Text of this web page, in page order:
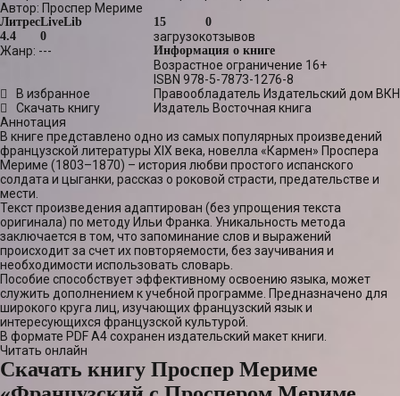
Автор: Проспер Мериме
Литрес
4.4
LiveLib
0
Жанр: ---
В избранное
Скачать книгу
15
загрузок
0
отзывов
Информация о книге
Возрастное ограничение 16+
ISBN 978-5-7873-1276-8
Правообладатель Издательский дом ВКН
Издатель Восточная книга
Аннотация
В книге представлено одно из самых популярных произведений
французской литературы XIX века, новелла «Кармен» Проспера
Мериме (1803–1870) – история любви простого испанского
солдата и цыганки, рассказ о роковой страсти, предательстве и
мести.
Текст произведения адаптирован (без упрощения текста
оригинала) по методу Ильи Франка. Уникальность метода
заключается в том, что запоминание слов и выражений
происходит за счет их повторяемости, без заучивания и
необходимости использовать словарь.
Пособие способствует эффективному освоению языка, может
служить дополнением к учебной программе. Предназначено для
широкого круга лиц, изучающих французский язык и
интересующихся французской культурой.
В формате PDF A4 сохранен издательский макет книги.
Читать онлайн
Скачать книгу Проспер Мериме